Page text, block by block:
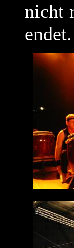
nicht
endet.